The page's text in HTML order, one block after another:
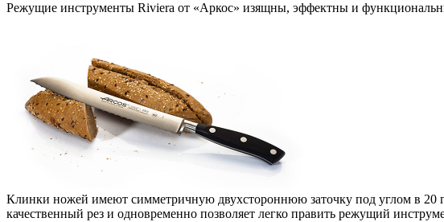
Режущие инструменты Riviera от «Аркос» изящны, эффектны и
Клинки ножей имеют симметричную двухстороннюю заточку под углом в 20
качественный рез и одновременно позволяет легко править режущий